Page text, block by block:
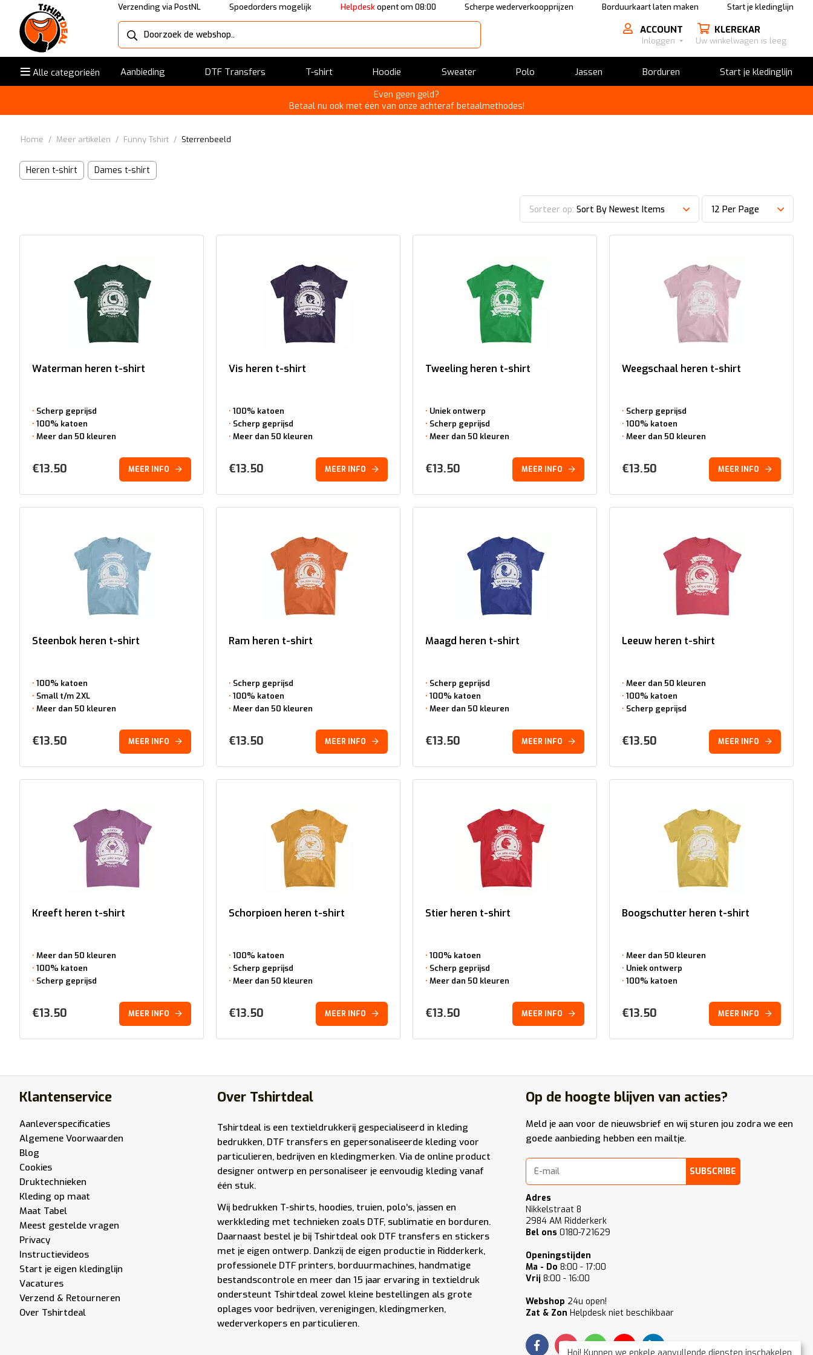
Verzending via PostNL Spoedorders mogelijk Helpdeskopent om 08:00 Scherpe wederverkoopprijzen Borduurkaart laten maken Start je kledinglijn
ACCOUNT
Inloggen
KLEREKAR
Uw winkelwagen is leeg
Alle categorieën Aanbieding DTF Transfers T-shirt Hoodie Sweater Polo Jassen Borduren Start je kledinglijn
Even geen geld?
Betaal nu ook met één van onze achteraf betaalmethodes!
Home / Meer artikelen / Funny Tshirt / Sterrenbeeld
Heren t-shirt Dames t-shirt
Sorteer op: Sort By Newest Items 12 Per Page
Waterman heren t-shirt
Scherp geprijsd
100% katoen
Meer dan 50 kleuren
€13.50 MEER INFO
Vis heren t-shirt
100% katoen
Scherp geprijsd
Meer dan 50 kleuren
€13.50 MEER INFO
Tweeling heren t-shirt
Uniek ontwerp
Scherp geprijsd
Meer dan 50 kleuren
€13.50 MEER INFO
Weegschaal heren t-shirt
Scherp geprijsd
100% katoen
Meer dan 50 kleuren
€13.50 MEER INFO
Steenbok heren t-shirt
100% katoen
Small t/m 2XL
Meer dan 50 kleuren
€13.50 MEER INFO
Ram heren t-shirt
Scherp geprijsd
100% katoen
Meer dan 50 kleuren
€13.50 MEER INFO
Maagd heren t-shirt
Scherp geprijsd
100% katoen
Meer dan 50 kleuren
€13.50 MEER INFO
Leeuw heren t-shirt
Meer dan 50 kleuren
100% katoen
Scherp geprijsd
€13.50 MEER INFO
Kreeft heren t-shirt
Meer dan 50 kleuren
100% katoen
Scherp geprijsd
€13.50 MEER INFO
Schorpioen heren t-shirt
100% katoen
Scherp geprijsd
Meer dan 50 kleuren
€13.50 MEER INFO
Stier heren t-shirt
100% katoen
Scherp geprijsd
Meer dan 50 kleuren
€13.50 MEER INFO
Boogschutter heren t-shirt
Meer dan 50 kleuren
Uniek ontwerp
100% katoen
€13.50 MEER INFO
Klantenservice
Aanleverspecificaties
Algemene Voorwaarden
Blog
Cookies
Druktechnieken
Kleding op maat
Maat Tabel
Meest gestelde vragen
Privacy
Instructievideos
Start je eigen kledinglijn
Vacatures
Verzend & Retourneren
Over Tshirtdeal
Over Tshirtdeal
Tshirtdeal is een textieldrukkerij gespecialiseerd in kleding
bedrukken, DTF transfers en gepersonaliseerde kleding voor
particulieren, bedrijven en kledingmerken. Via de online product
designer ontwerp en personaliseer je eenvoudig kleding vanaf
één stuk.
Wij bedrukken T-shirts, hoodies, truien, polo’s, jassen en
werkkleding met technieken zoals DTF, sublimatie en borduren.
Daarnaast bestel je bij Tshirtdeal ook DTF transfers en stickers
met je eigen ontwerp. Dankzij de eigen productie in Ridderkerk,
professionele DTF printers, borduurmachines, handmatige
bestandscontrole en meer dan 15 jaar ervaring in textieldruk
ondersteunt Tshirtdeal zowel kleine bestellingen als grote
oplages voor bedrijven, verenigingen, kledingmerken,
wederverkopers en particulieren.
Op de hoogte blijven van acties?
Meld je aan voor de nieuwsbrief en wij sturen jou zodra we een
goede aanbieding hebben een mailtje.
SUBSCRIBE
Adres
Nikkelstraat 8
2984 AM Ridderkerk
Bel ons 0180-721629
Openingstijden
Ma - Do 8:00 - 17:00
Vrij 8:00 - 16:00
Webshop 24u open!
Zat & Zon Helpdesk niet beschikbaar